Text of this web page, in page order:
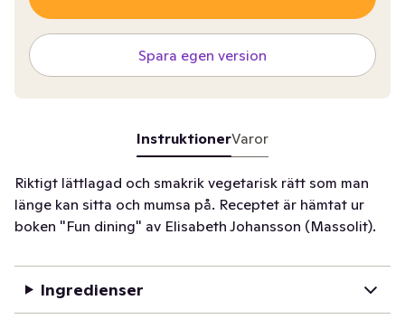
Spara egen version
InstruktionerVaror
Riktigt lättlagad och smakrik vegetarisk rätt som man
länge kan sitta och mumsa på. Receptet är hämtat ur
boken "Fun dining" av Elisabeth Johansson (Massolit).
Ingredienser